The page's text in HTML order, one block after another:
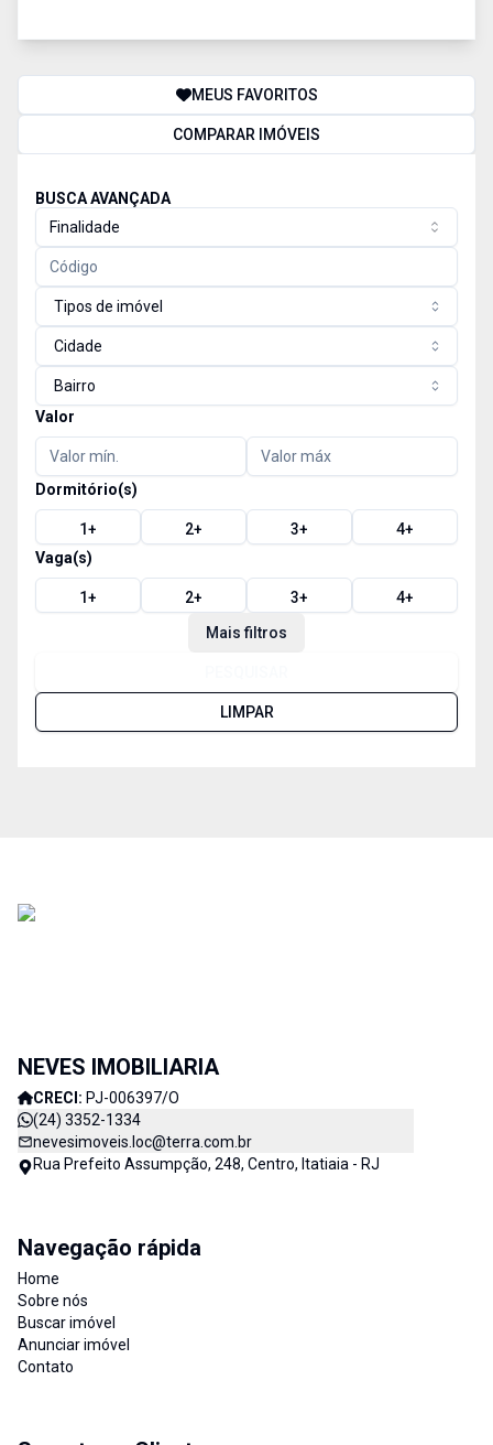
MEUS FAVORITOS
COMPARAR IMÓVEIS
BUSCA AVANÇADA
Finalidade
Tipos de imóvel
Cidade
Bairro
Valor
Dormitório(s)
1+ 2+ 3+ 4+
Vaga(s)
1+ 2+ 3+ 4+
Mais filtros
LIMPAR
NEVES IMOBILIARIA
CRECI: PJ-006397/O
(24) 3352-1334
nevesimoveis.loc@terra.com.br
Rua Prefeito Assumpção, 248, Centro, Itatiaia - RJ
Navegação rápida
Home
Sobre nós
Buscar imóvel
Anunciar imóvel
Contato